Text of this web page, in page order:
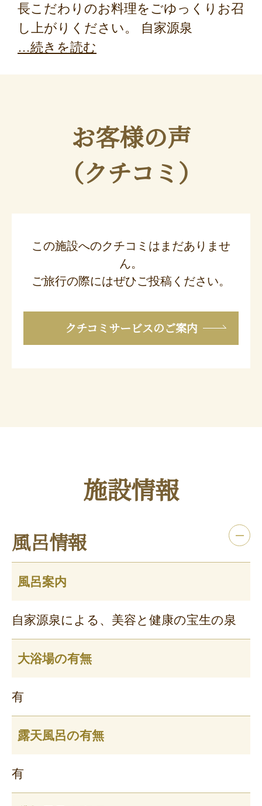
長こだわりのお料理をごゆっくりお召
し上がりください。 自家源泉
続きを読む
お客様の声
（クチコミ）
この施設へのクチコミはまだありませ
ん。
ご旅行の際にはぜひご投稿ください。
クチコミサービスのご案内
施設情報
風呂情報
風呂案内
自家源泉による、美容と健康の宝生の泉
大浴場の有無
有
露天風呂の有無
有